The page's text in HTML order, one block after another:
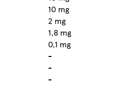
10 mg
2 mg
1,8 mg
0,1 mg
-
-
-